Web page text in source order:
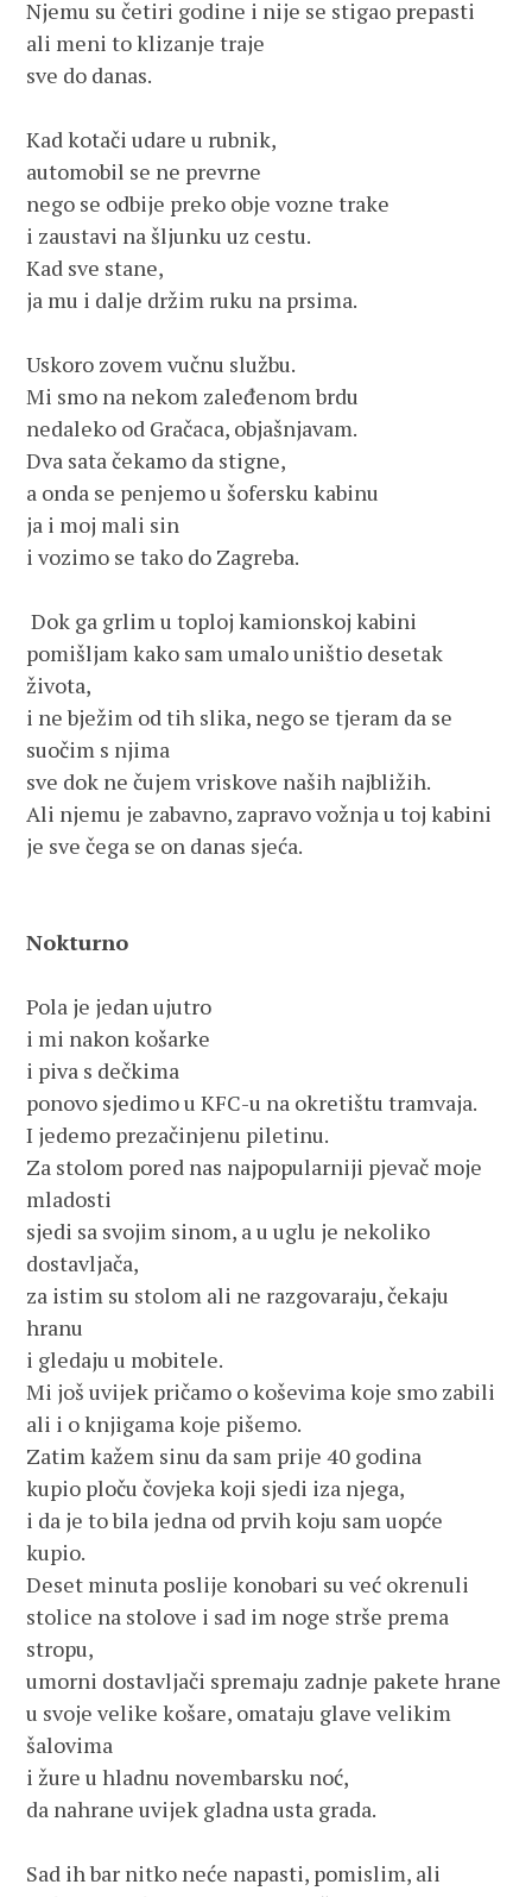
Njemu su četiri godine i nije se stigao prepasti
ali meni to klizanje traje
sve do danas.
Kad kotači udare u rubnik,
automobil se ne prevrne
nego se odbije preko obje vozne trake
i zaustavi na šljunku uz cestu.
Kad sve stane,
ja mu i dalje držim ruku na prsima.
Uskoro zovem vučnu službu.
Mi smo na nekom zaleđenom brdu
nedaleko od Gračaca, objašnjavam.
Dva sata čekamo da stigne,
a onda se penjemo u šofersku kabinu
ja i moj mali sin
i vozimo se tako do Zagreba.
Dok ga grlim u toploj kamionskoj kabini
pomišljam kako sam umalo uništio desetak
života,
i ne bježim od tih slika, nego se tjeram da se
suočim s njima
sve dok ne čujem vriskove naših najbližih.
Ali njemu je zabavno, zapravo vožnja u toj kabini
je sve čega se on danas sjeća.
Nokturno
Pola je jedan ujutro
i mi nakon košarke
i piva s dečkima
ponovo sjedimo u KFC-u na okretištu tramvaja.
I jedemo prezačinjenu piletinu.
Za stolom pored nas najpopularniji pjevač moje
mladosti
sjedi sa svojim sinom, a u uglu je nekoliko
dostavljača,
za istim su stolom ali ne razgovaraju, čekaju
hranu
i gledaju u mobitele.
Mi još uvijek pričamo o koševima koje smo zabili
ali i o knjigama koje pišemo.
Zatim kažem sinu da sam prije 40 godina
kupio ploču čovjeka koji sjedi iza njega,
i da je to bila jedna od prvih koju sam uopće
kupio.
Deset minuta poslije konobari su već okrenuli
stolice na stolove i sad im noge strše prema
stropu,
umorni dostavljači spremaju zadnje pakete hrane
u svoje velike košare, omataju glave velikim
šalovima
i žure u hladnu novembarsku noć,
da nahrane uvijek gladna usta grada.
Sad ih bar nitko neće napasti, pomislim, ali